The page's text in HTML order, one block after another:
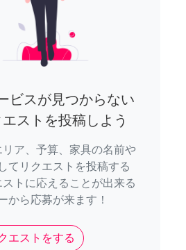
ビスが見つからない
ストを投稿しよう
ア、予算、家具の名前や
てリクエストを投稿する
ストに応えることが出来る
から応募が来ます！
エストをする